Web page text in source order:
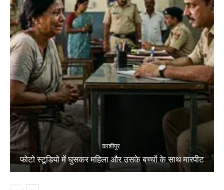
काशीपुर
फोटो स्टूडियो में घुसकर महिला और उसके बच्चों के साथ मारपीट